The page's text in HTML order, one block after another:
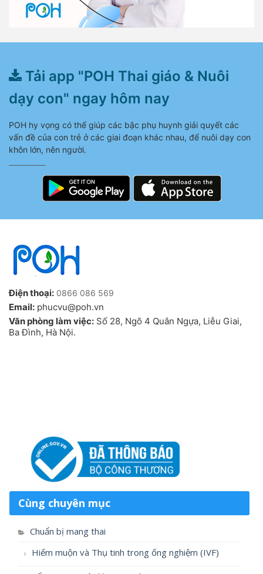
Tải app "POH Thai giáo & Nuôi
dạy con" ngay hôm nay
POH hy vọng có thể giúp các bậc phụ huynh giải quyết các
vấn đề của con trẻ ở các giai đoạn khác nhau, để nuôi dạy con
khôn lớn, nên người.
Điện thoại: 0866 086 569
Email: phucvu@poh.vn
Văn phòng làm việc: Số 28, Ngõ 4 Quân Ngựa, Liễu Giai,
Ba Đình, Hà Nội.
Cùng chuyên mục
Chuẩn bị mang thai
Hiếm muộn và Thụ tinh trong ống nghiệm (IVF)